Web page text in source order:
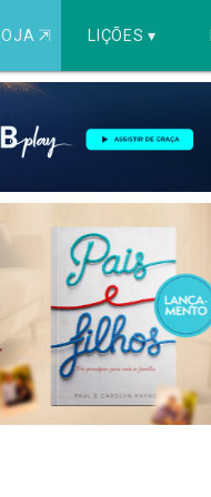
LOJA ⇱ LIÇÕES ▾